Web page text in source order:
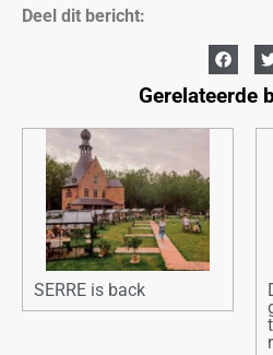
Deel dit bericht:
Gerelateerde
SERRE is back